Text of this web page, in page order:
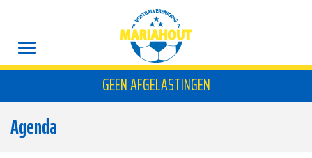
GEEN AFGELASTINGEN
Agenda